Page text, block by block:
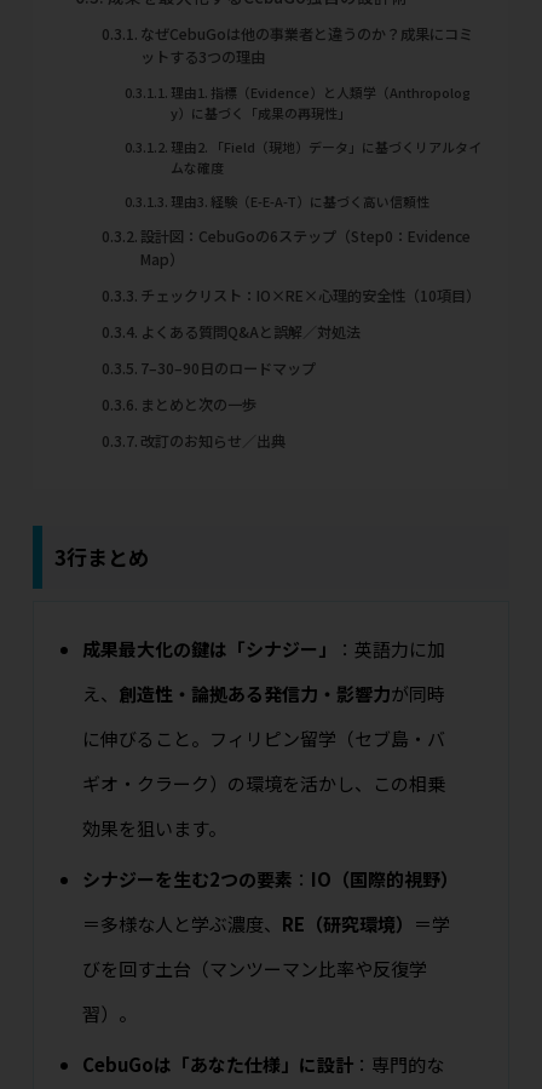
なぜCebuGoは他の事業者と違うのか？成果にコミ
ットする3つの理由
理由1. 指標（Evidence）と人類学（Anthropolog
y）に基づく「成果の再現性」
理由2. 「Field（現地）データ」に基づくリアルタイ
ムな確度
理由3. 経験（E-E-A-T）に基づく高い信頼性
設計図：CebuGoの6ステップ（Step0：Evidence
Map）
チェックリスト：IO×RE×心理的安全性（10項目）
よくある質問Q&Aと誤解／対処法
7–30–90日のロードマップ
まとめと次の一歩
改訂のお知らせ／出典
3行まとめ
成果最大化の鍵は「シナジー」
：英語力に加
え、 創造性・論拠ある発信力・影響力が同時
に伸びること。フィリピン留学（セブ島・バ
ギオ・クラーク）の環境を活かし、この相乗
効果を狙います。
シナジーを生む2つの要素 ： IO（国際的視野）
＝多様な人と学ぶ濃度、 RE（研究環境） ＝学
びを回す土台（マンツーマン比率や反復学
習）。
CebuGoは「あなた仕様」に設計 ：専門的な